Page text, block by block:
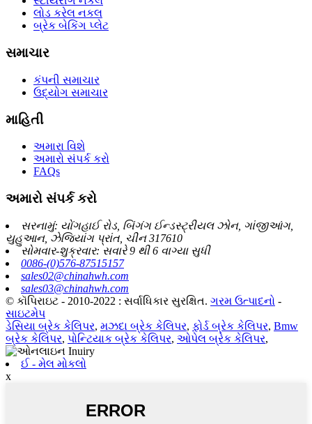
લોડ કરેલ નકલ
બ્રેક બેકિંગ પ્લેટ
સમાચાર
કંપની સમાચાર
ઉદ્યોગ સમાચાર
માહિતી
અમારા વિશે
અમારો સંપર્ક કરો
FAQs
અમારો સંપર્ક કરો
સરનામું: યોંગહાઈ રોડ, બિંગંગ ઈન્ડસ્ટ્રીયલ ઝોન, ગાંજીઆંગ,
યુહુઆન, ઝેજિયાંગ પ્રાંત, ચીન 317610
સોમવાર-શુક્રવાર: સવારે 9 થી 6 વાગ્યા સુધી
0086-(0)576-87515157
sales02@chinahwh.com
sales03@chinahwh.com
© કૉપિરાઇટ - 2010-2022 : સર્વાધિકાર સુરક્ષિત. ગરમ ઉત્પાદનો -
સાઇટમેપ
ડેસિયા બ્રેક કેલિપર, મઝદા બ્રેક કેલિપર, ફોર્ડ બ્રેક કેલિપર, Bmw
બ્રેક કેલિપર, પોન્ટિયાક બ્રેક કેલિપર, ઓપેલ બ્રેક કેલિપર,
ઈ - મેલ મોકલો
x